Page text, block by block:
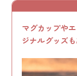
マグカップや
ジナルグッズ